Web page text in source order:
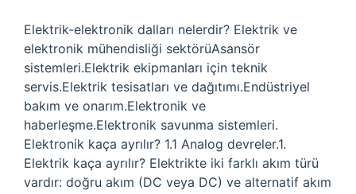
Elektrik-elektronik dalları nelerdir? Elektrik ve
elektronik mühendisliği sektörüAsansör
sistemleri.Elektrik ekipmanları için teknik
servis.Elektrik tesisatları ve dağıtımı.Endüstriyel
bakım ve onarım.Elektronik ve
haberleşme.Elektronik savunma sistemleri.
Elektronik kaça ayrılır? 1.1 Analog devreler.1.
Elektrik kaça ayrılır? Elektrikte iki farklı akım türü
vardır: doğru akım (DC veya DC) ve alternatif akım